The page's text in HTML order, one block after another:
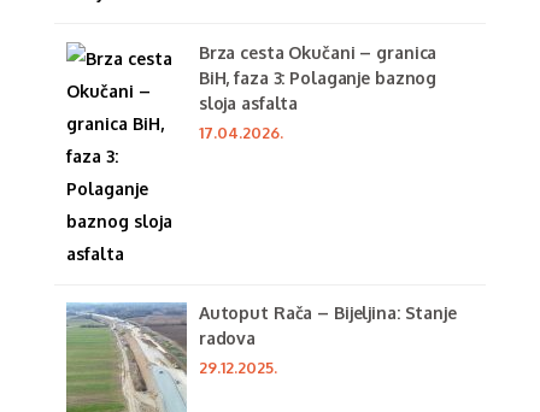
Brza cesta Okučani – granica
BiH, faza 3: Polaganje baznog
sloja asfalta
17.04.2026.
Autoput Rača – Bijeljina: Stanje
radova
29.12.2025.